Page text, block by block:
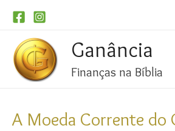
Ganância
Finanças na Bíblia
A Moeda Corrente do